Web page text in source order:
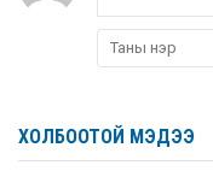
ХОЛБООТОЙ МЭДЭЭ